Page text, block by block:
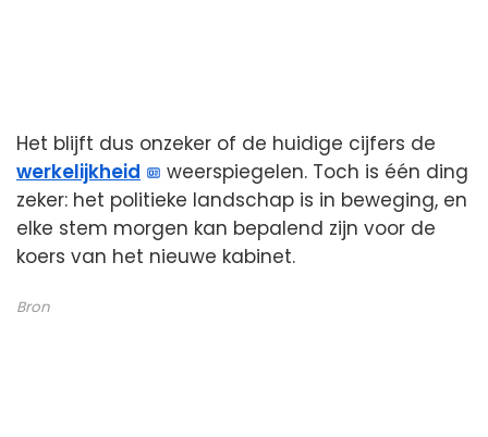
Het blijft dus onzeker of de huidige cijfers de
werkelijkheid
weerspiegelen. Toch is één ding
zeker: het politieke landschap is in beweging, en
elke stem morgen kan bepalend zijn voor de
koers van het nieuwe kabinet.
Bron